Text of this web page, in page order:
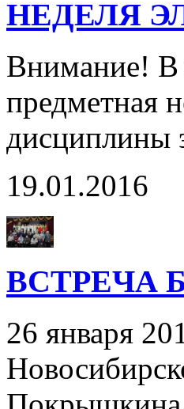
НЕДЕЛЯ
Внимание! В
предметная
дисциплины
19.01.2016
ВСТРЕЧА
26 января